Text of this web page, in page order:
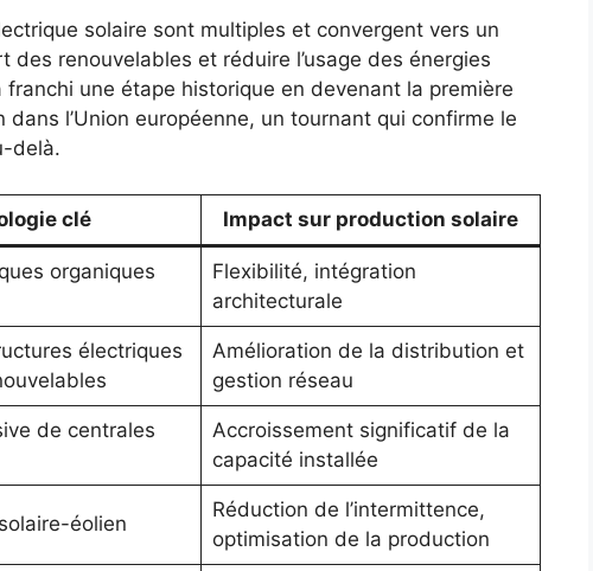
solaire sont multiples et convergent vers un
renouvelables et réduire l’usage des énergies
franchi une étape historique en devenant la première
l’Union européenne, un tournant qui confirme le
delà.
clé Impact sur production solaire
organiques
Flexibilité, intégration
architecturale
électriques
Amélioration de la distribution et
gestion réseau
de centrales
Accroissement significatif de la
capacité installée
éolien
Réduction de l’intermittence,
optimisation de la production